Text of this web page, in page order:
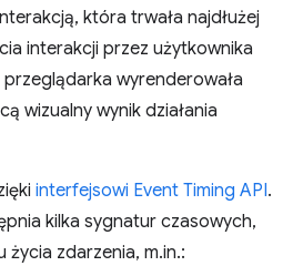
która trwała najdłużej
interakcji przez użytkownika
wyrenderowała
wizualny wynik działania
interfejsowi Event Timing API.
kilka sygnatur czasowych,
zdarzenia, m.in.: